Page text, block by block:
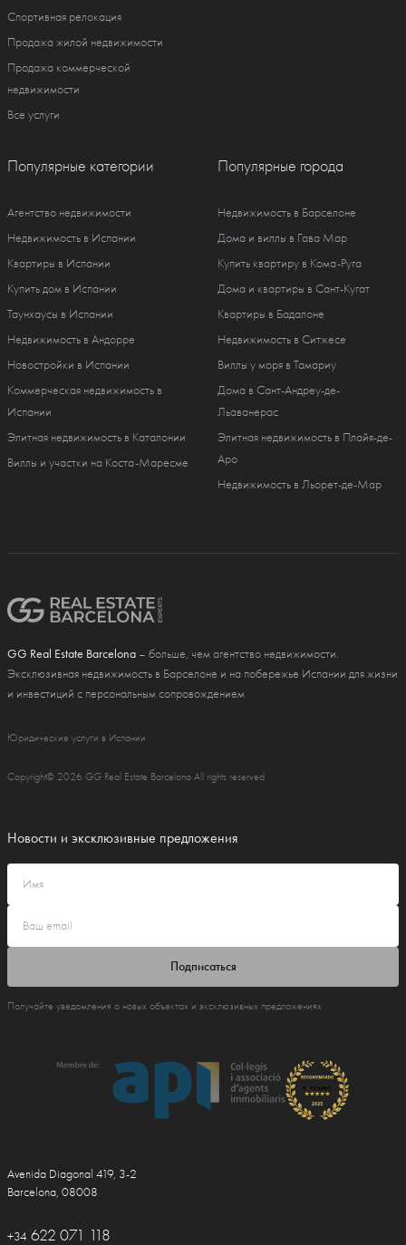
Спортивная релокация
Продажа жилой недвижимости
Продажа коммерческой
недвижимости
Все услуги
Популярные категории
Агентство недвижимости
Недвижимость в Испании
Квартиры в Испании
Купить дом в Испании
Таунхаусы в Испании
Недвижимость в Андорре
Новостройки в Испании
Коммерческая недвижимость в
Испании
Элитная недвижимость в Каталонии
Виллы и участки на Коста-Маресме
Популярные города
Недвижимость в Барселоне
Дома и виллы в Гава Мар
Купить квартиру в Кома-Руга
Дома и квартиры в Сант-Кугат
Квартиры в Бадалоне
Недвижимость в Ситжесе
Виллы у моря в Тамариу
Дома в Сант-Андреу-де-
Льаванерас
Элитная недвижимость в Плайя-де-
Аро
Недвижимость в Льорет-де-Мар
GG Real Estate Barcelona – больше, чем агентство недвижимости.
Эксклюзивная недвижимость в Барселоне и на побережье Испании для жизни
и инвестиций с персональным сопровождением
Юридические услуги в Испании
Copyright© 2026 GG Real Estate Barcelona All rights reserved
Новости и эксклюзивные предложения
Подписаться
Получайте уведомления о новых объектах и эксклюзивных предложениях
Avenida Diagonal 419, 3-2
Barcelona, 08008
+34 622 071 118